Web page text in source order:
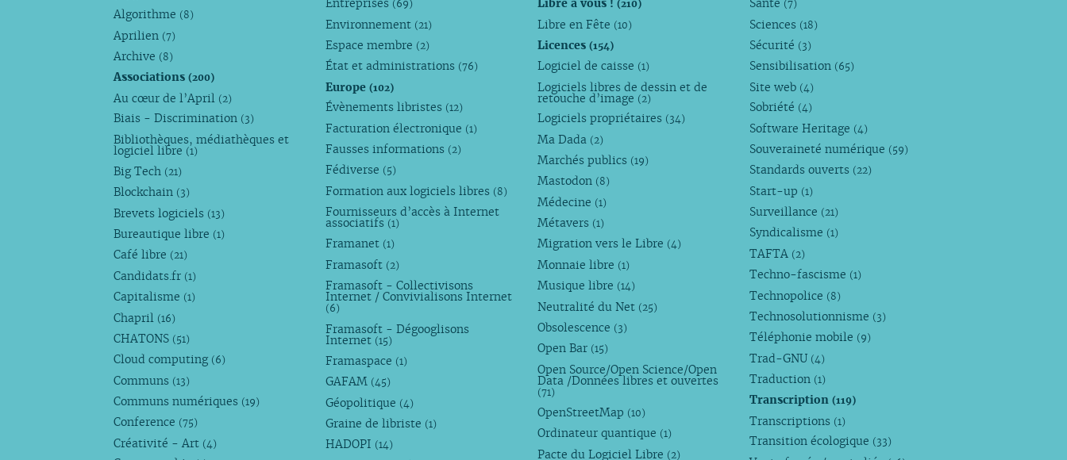
Algorithme (8)
Aprilien (7)
Archive (8)
Associations(200)
Au cœur de l’April (2)
Biais - Discrimination (3)
Bibliothèques, médiathèques et
logiciel libre (1)
Big Tech (21)
Blockchain (3)
Brevets logiciels (13)
Bureautique libre (1)
Café libre (21)
Candidats.fr (1)
Capitalisme (1)
Chapril (16)
CHATONS (51)
Cloud computing (6)
Communs (13)
Communs numériques (19)
Conference (75)
Créativité - Art (4)
Entreprises (69)
Environnement (21)
Espace membre (2)
État et administrations (76)
Europe(102)
Évènements libristes (12)
Facturation électronique (1)
Fausses informations (2)
Fédiverse (5)
Formation aux logiciels libres (8)
Fournisseurs d’accès à Internet
associatifs (1)
Framanet (1)
Framasoft (2)
Framasoft - Collectivisons
Internet / Convivialisons Internet
(6)
Framasoft - Dégooglisons
Internet (15)
Framaspace (1)
GAFAM (45)
Géopolitique (4)
Graine de libriste (1)
HADOPI (14)
Libre à vous !(210)
Libre en Fête (10)
Licences(154)
Logiciel de caisse (1)
Logiciels libres de dessin et de
retouche d’image (2)
Logiciels propriétaires (34)
Ma Dada (2)
Marchés publics (19)
Mastodon (8)
Médecine (1)
Métavers (1)
Migration vers le Libre (4)
Monnaie libre (1)
Musique libre (14)
Neutralité du Net (25)
Obsolescence (3)
Open Bar (15)
Open Source/Open Science/Open
Data /Données libres et ouvertes
(71)
OpenStreetMap (10)
Ordinateur quantique (1)
Pacte du Logiciel Libre (2)
Santé (7)
Sciences (18)
Sécurité (3)
Sensibilisation (65)
Site web (4)
Sobriété (4)
Software Heritage (4)
Souveraineté numérique (59)
Standards ouverts (22)
Start-up (1)
Surveillance (21)
Syndicalisme (1)
TAFTA (2)
Techno-fascisme (1)
Technopolice (8)
Technosolutionnisme (3)
Téléphonie mobile (9)
Trad-GNU (4)
Traduction (1)
Transcription(119)
Transcriptions (1)
Transition écologique (33)